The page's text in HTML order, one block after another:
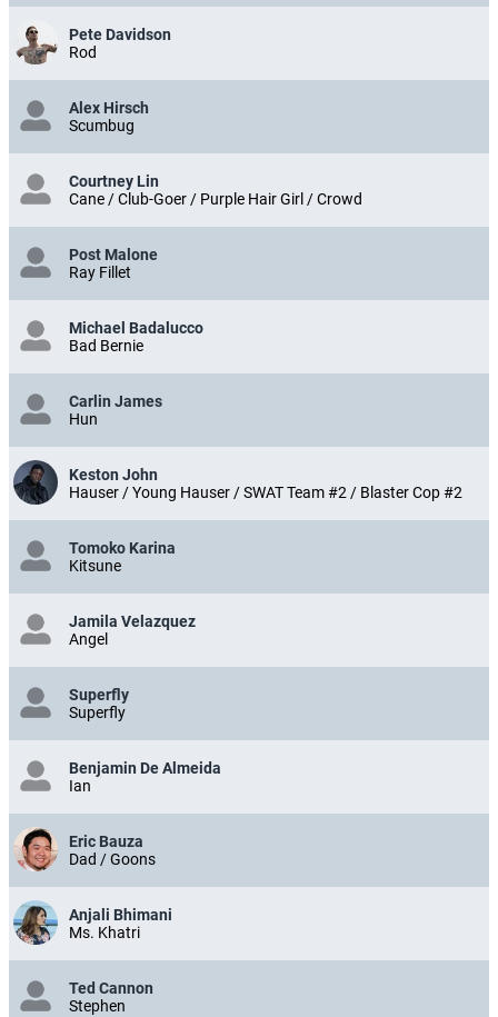
Pete Davidson
Rod
Alex Hirsch
Scumbug
Courtney Lin
Cane / Club-Goer / Purple Hair Girl / Crowd
Post Malone
Ray Fillet
Michael Badalucco
Bad Bernie
Carlin James
Hun
Keston John
Hauser / Young Hauser / SWAT Team #2 / Blaster Cop #2
Tomoko Karina
Kitsune
Jamila Velazquez
Angel
Superfly
Superfly
Benjamin De Almeida
Ian
Eric Bauza
Dad / Goons
Anjali Bhimani
Ms. Khatri
Ted Cannon
Stephen